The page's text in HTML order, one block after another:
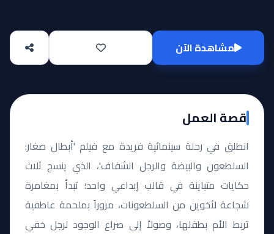
مشاهدة الآن
قصة العمل
انطلق في رحلة سينمائية فريدة مع فيلم 'أبطال صغار:
السلطعون والبيضة والرجل الشفاف'، الذي ينسج ثلاث
حكايات متباينة في قالب إبداعي واحد؛ تبدأ بمغامرة
شجاعة لأخوين من السلطعونات، مروراً بملحمة عاطفية
تربط الأم بطفلها، وصولاً إلى صراع الوجود لرجل خفي